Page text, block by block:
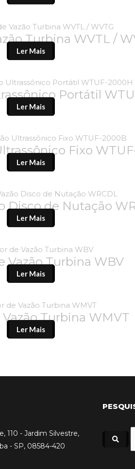
Turbina WVTL /
Ler Mais
Portátil
Ler Mais
Fixo
Ler Mais
Disco de Nutação
Ler Mais
Vazão Turbina WBV
Ler Mais
Turbina WMVT
Ler Mais
110 - Jardim Silvestre,
- SP, 08584-420